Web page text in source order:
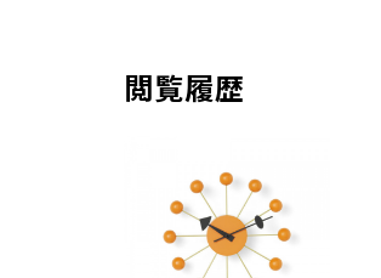
閲覧履歴